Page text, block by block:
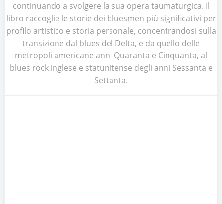
continuando a svolgere la sua opera taumaturgica. Il
libro raccoglie le storie dei bluesmen più significativi per
profilo artistico e storia personale, concentrandosi sulla
transizione dal blues del Delta, e da quello delle
metropoli americane anni Quaranta e Cinquanta, al
blues rock inglese e statunitense degli anni Sessanta e
Settanta.